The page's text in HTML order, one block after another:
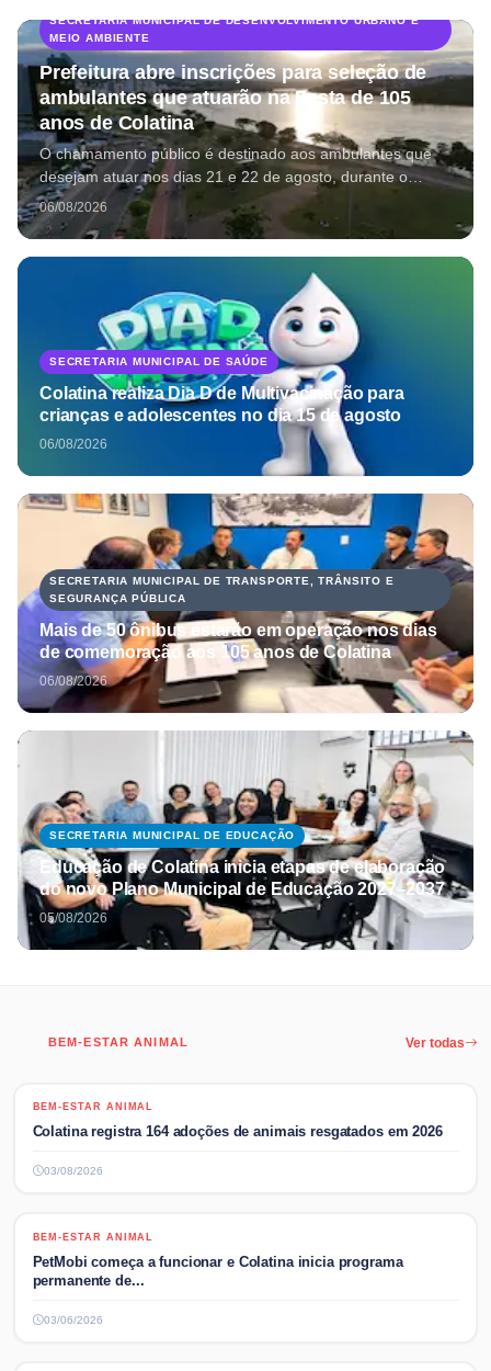
SECRETARIA MUNICIPAL DE DESENVOLVIMENTO URBANO E
MEIO AMBIENTE
Prefeitura abre inscrições para seleção de
ambulantes que atuarão na Festa de 105
anos de Colatina
O chamamento público é destinado aos ambulantes que
desejam atuar nos dias 21 e 22 de agosto, durante o
segundo fim de semana da programação da Festa Viva
Colatina
06/08/2026
SECRETARIA MUNICIPAL DE SAÚDE
Colatina realiza Dia D de Multivacinação para
crianças e adolescentes no dia 15 de agosto
06/08/2026
SECRETARIA MUNICIPAL DE TRANSPORTE, TRÂNSITO E
SEGURANÇA PÚBLICA
Mais de 50 ônibus estarão em operação nos dias
de comemoração aos 105 anos de Colatina
06/08/2026
SECRETARIA MUNICIPAL DE EDUCAÇÃO
Educação de Colatina inicia etapas de elaboração
do novo Plano Municipal de Educação 2027–2037
05/08/2026
BEM-ESTAR ANIMAL Ver todas
BEM-ESTAR ANIMAL
BEM-ESTAR ANIMAL
Colatina registra 164 adoções de animais resgatados em 2026
03/08/2026
BEM-ESTAR ANIMAL
BEM-ESTAR ANIMAL
PetMobi começa a funcionar e Colatina inicia programa
permanente de...
03/06/2026